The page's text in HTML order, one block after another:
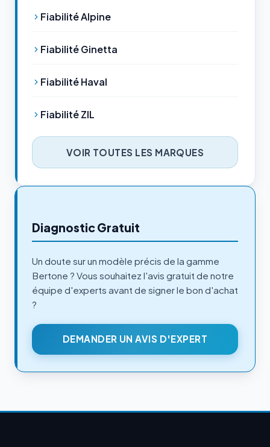
Fiabilité Alpine
Fiabilité Ginetta
Fiabilité Haval
Fiabilité ZIL
VOIR TOUTES LES MARQUES
Diagnostic Gratuit
Un doute sur un modèle précis de la gamme
Bertone ? Vous souhaitez l'avis gratuit de notre
équipe d'experts avant de signer le bon d'achat
?
DEMANDER UN AVIS D'EXPERT